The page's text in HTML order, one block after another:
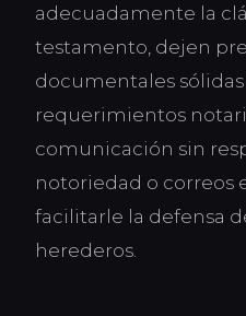
adecuadamente la
testamento, dejen
documentales
requerimientos
comunicación sin
notoriedad o correos
facilitarle la defensa
herederos.